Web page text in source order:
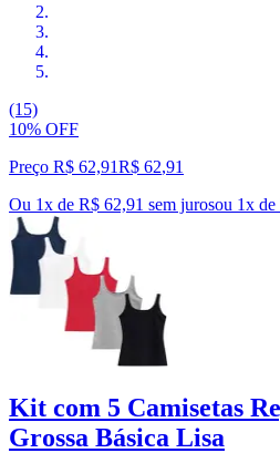
(15)
10% OFF
Preço R$ 62,91R$ 62,91
Ou 1x de R$ 62,91 sem jurosou 1x de
Kit com 5 Camisetas
Grossa Básica Lisa